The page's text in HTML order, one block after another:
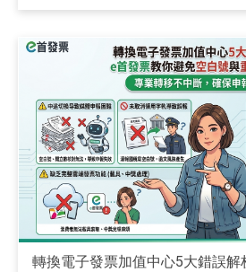
轉換電子發票加值中心5大錯誤解